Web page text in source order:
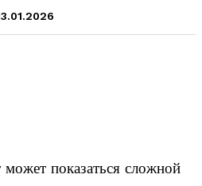
показаться сложной